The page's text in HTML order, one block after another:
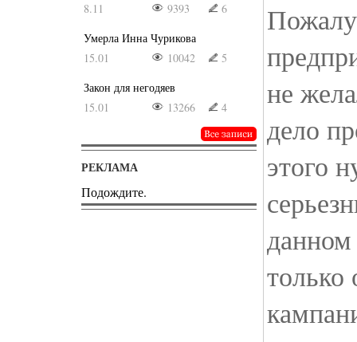
8.11
9393
6
Умерла Инна Чурикова
15.01
10042
5
Закон для негодяев
15.01
13266 4
РЕКЛАМА
Подождите.
не
дело
этого
данном